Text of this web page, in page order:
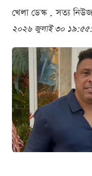
খেলা ডেস্ক . সত্য নিউজ
২০২৬ জুলাই ৩০